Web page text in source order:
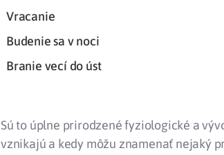
Vracanie
Budenie sa v noci
Branie vecí do úst
Sú to úplne prirodzené fyziologické a
vznikajú a kedy môžu znamenať nejaký